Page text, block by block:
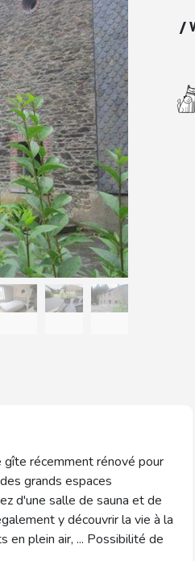
/
gîte récemment rénové pour
grands espaces
d'une salle de sauna et de
y découvrir la vie à la
en plein air, ... Possibilité de